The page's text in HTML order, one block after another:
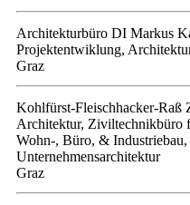
Architekturbüro DI Markus
Projektentwiklung,
Graz
Kohlfürst-Fleischhacker-Raß
Architektur, Ziviltechnikbüro
Wohn-, Büro, & Industriebau,
Unternehmensarchitektur
Graz